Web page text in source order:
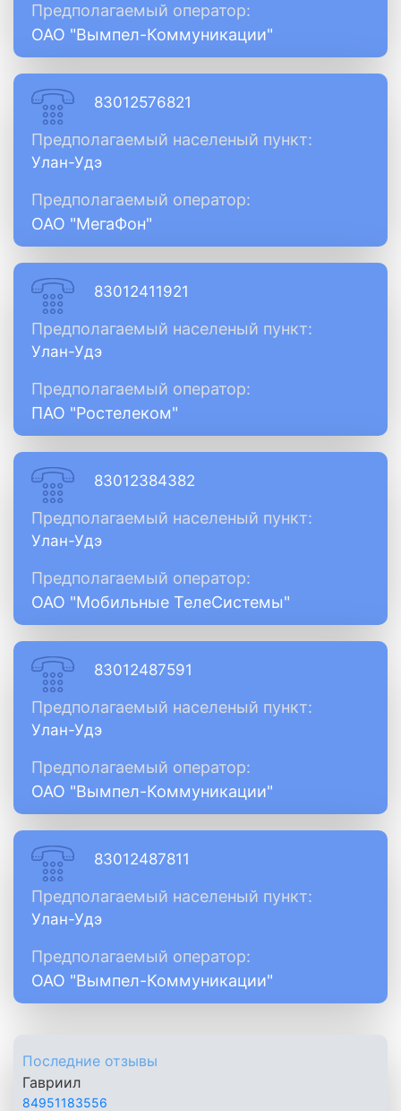
Предполагаемый оператор:
ОАО "Вымпел-Коммуникации"
83012576821
Предполагаемый населеный пункт:
Улан-Удэ
Предполагаемый оператор:
ОАО "МегаФон"
83012411921
Предполагаемый населеный пункт:
Улан-Удэ
Предполагаемый оператор:
ПАО "Ростелеком"
83012384382
Предполагаемый населеный пункт:
Улан-Удэ
Предполагаемый оператор:
ОАО "Мобильные ТелеСистемы"
83012487591
Предполагаемый населеный пункт:
Улан-Удэ
Предполагаемый оператор:
ОАО "Вымпел-Коммуникации"
83012487811
Предполагаемый населеный пункт:
Улан-Удэ
Предполагаемый оператор:
ОАО "Вымпел-Коммуникации"
Последние отзывы
Гавриил
84951183556